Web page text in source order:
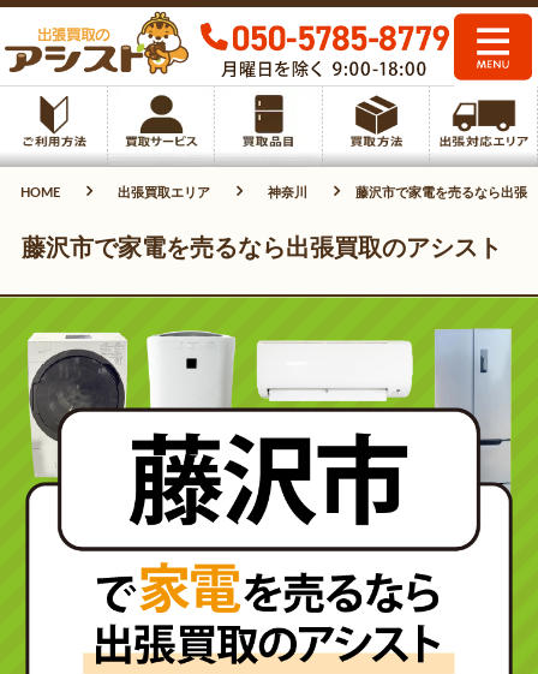
HOME 出張買取エリア 神奈川 藤沢市で家電を売るなら出張
藤沢市で家電を売るなら出張買取のアシスト